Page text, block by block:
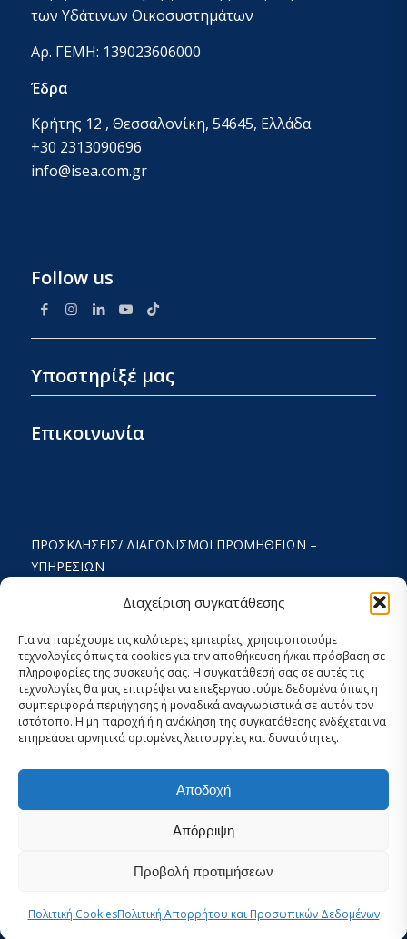
Διαχείριση συγκατάθεσης
Για να παρέχουμε τις καλύτερες εμπειρίες, χρησιμοποιούμε
τεχνολογίες όπως τα cookies για την αποθήκευση ή/και πρόσβαση σε
πληροφορίες της συσκευής σας. Η συγκατάθεσή σας σε αυτές τις
τεχνολογίες θα μας επιτρέψει να επεξεργαστούμε δεδομένα όπως η
συμπεριφορά περιήγησης ή μοναδικά αναγνωριστικά σε αυτόν τον
ιστότοπο. Η μη παροχή ή η ανάκληση της συγκατάθεσης ενδέχεται να
επηρεάσει αρνητικά ορισμένες λειτουργίες και δυνατότητες.
Αποδοχή
Απόρριψη
Προβολή προτιμήσεων
Πολιτική CookiesΠολιτική Απορρήτου και Προσωπικών Δεδομένων
των Υδάτινων Οικοσυστημάτων
Αρ. ΓΕΜΗ: 139023606000
Έδρα
Κρήτης 12 , Θεσσαλονίκη, 54645, Ελλάδα
+30 2313090696
info@isea.com.gr
Follow us
Υποστηρίξέ μας
Επικοινωνία
ΠΡΟΣΚΛΉΣΕΙΣ/ ΔΙΑΓΩΝΙΣΜΟΊ ΠΡΟΜΉΘΕΙΩΝ –
ΥΠΗΡΕΣΙΏΝ
ΟΡΟΙ ΧΡΗΣΗΣ ΚΑΙ ΠΟΛΙΤΙΚΗ ΑΠΟΡΡΗΤΟΥ
ΚΑΤΑΣΤΑΤΙΚΌ
ΕΚΘΕΣΗ ΔΡΑΣΤΗΡΙΟΤΗΤΩΝ
ΟΙΚΟΝΟΜΙΚΟΣ ΑΠΟΛΟΓΙΣΜΟΣ
ΣΤΡΑΤΗΓΙΚΟΣ ΣΧΕΔΙΑΣΜΟΣ 2024-2029
ΡΥΘΜΊΣΕΙΣ COOKIES ΚΑΙ ΑΠΟΡΡΉΤΟΥ
© Copyright - iSea-Elena Politi Web Design